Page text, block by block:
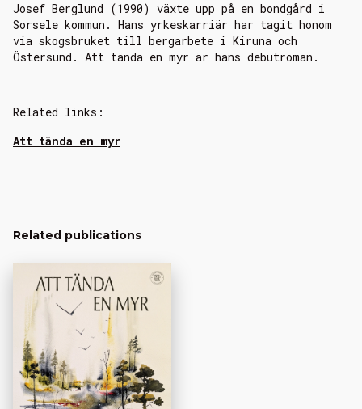
Josef Berglund (1990) växte upp på en bondgård i
Sorsele kommun. Hans yrkeskarriär har tagit honom
via skogsbruket till bergarbete i Kiruna och
Östersund. Att tända en myr är hans debutroman.
Related links:
Att tända en myr
Related publications